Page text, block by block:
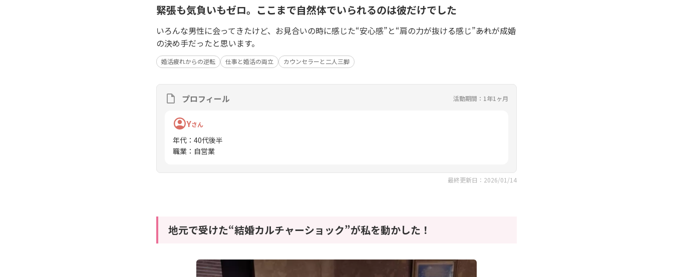
緊張も気負いもゼロ。ここまで自然体でいられるのは彼だけでした
いろんな男性に会ってきたけど、お見合いの時に感じた“安心感”と“肩の力が抜ける感じ”――あれが成婚
の決め手だったと思います。
婚活疲れからの逆転 仕事と婚活の両立 カウンセラーと二人三脚
プロフィール 活動期間：1年1ヶ月
Yさん
年代 ： 40代後半
職業 ： 自営業
最終更新日：2026/01/14
地元で受けた“結婚カルチャーショック”が私を動かした！